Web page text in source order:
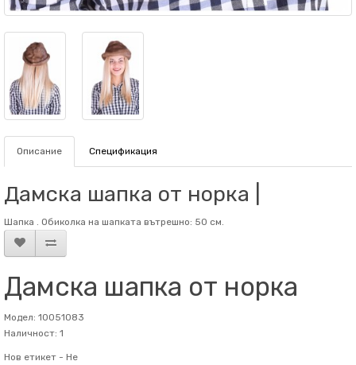
Описание Спецификация
Дамска шапка от норка |
Шапка . Обиколка на шапката вътрешно: 50 см.
Дамска шапка от норка
Модел: 10051083
Наличност: 1
Нов етикет - Не